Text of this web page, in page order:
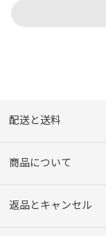
配送と送料
商品について
返品とキャンセル